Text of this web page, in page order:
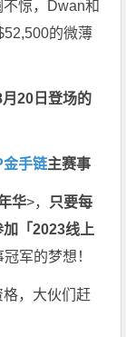
惊，Dwan和
的微薄
20日登场的
金手链主赛事
华>， 只要每
「2023线上
军的梦想！
，大伙们赶